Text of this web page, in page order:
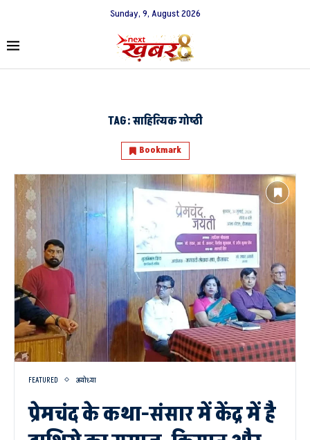
Sunday, 9, August 2026
TAG:साहित्यिक गोष्ठी
Bookmark
FEATURED अयोध्या
प्रेमचंद के कथा-संसार में केंद्र में है